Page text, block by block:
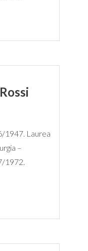
1947. Laurea
–
1972.